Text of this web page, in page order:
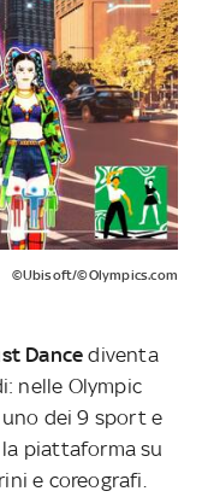
©Ubisoft/©Olympics.com
Dance diventa
nelle Olympic
uno dei 9 sport e
piattaforma su
e coreografi.